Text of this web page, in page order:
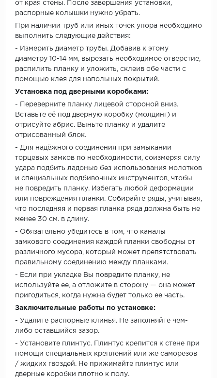
от края стены. После завершения установки,
распорные колышки нужно убрать.
При наличии труб или иных точек упора необходимо
выполнить следующие действия:
- Измерить диаметр трубы. Добавив к этому
диаметру 10-14 мм, вырезать необходимое отверстие,
распилить планку и уложить, склеив обе части с
помощью клея для напольных покрытий.
Установка под дверными коробками:
- Переверните планку лицевой стороной вниз.
Вставьте её под дверную коробку (молдинг) и
отрисуйте абрис. Выньте планку и удалите
отрисованный блок.
- Для надёжного соединения при замыкании
торцевых замков по необходимости, соизмеряя силу
удара подбить ладонью без использования молотков
и специальных подбивочных инструментов, чтобы
не повредить планку. Избегать любой деформации
или повреждения планки. Собирайте ряды, учитывая,
что последняя и первая планка ряда должна быть не
менее 30 см. в длину.
- Обязательно убедитесь в том, что каналы
замкового соединения каждой планки свободны от
различного мусора, который может препятствовать
правильному соединению между планками.
- Если при укладке Вы повредите планку, не
используйте ее, а отложите в сторону — она может
пригодиться, когда нужна будет только ее часть.
Заключительные работы по установке:
- Удалите распорные клинья. Не заполняйте чем-
либо оставшийся зазор.
- Установите плинтус. Плинтус крепится к стене при
помощи специальных креплений или же саморезов
/ жидких гвоздей. Не прижимайте плинтус или
дверные коробки плотно к полу.